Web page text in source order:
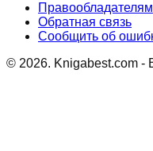
Правообладателям
Обратная связь
Сообщить об
© 2026. Knigabest.com